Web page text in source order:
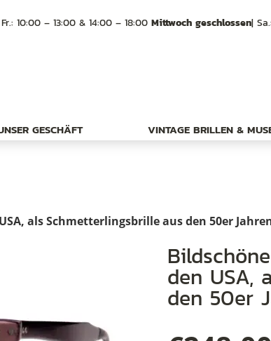
10:00 – 13:00 & 14:00 – 18:00 Mittwoch geschlossen|
GESCHÄFT VINTAGE BRILLEN &
als Schmetterlingsbrille aus den 50er
Bildschöne Cateyebrille von Hudson aus
den USA,
den 50er